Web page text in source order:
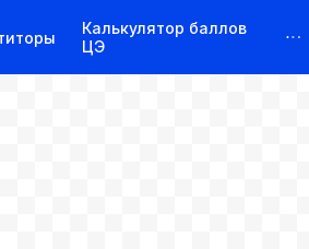
Калькулятор баллов
ЦЭ